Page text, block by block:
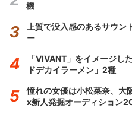
機
上質で没入感のあるサウ
ー
「VIVANT」をイメージ
ドデカイラーメン」2種
憧れの女優は小松菜奈、
x新人発掘オーディション